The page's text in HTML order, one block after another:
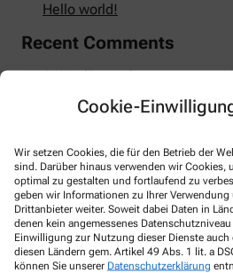
Cookie-
Wir setzen Cookies, die für den Betrieb der
sind. Darüber hinaus verwenden wir Cookies,
optimal zu gestalten und fortlaufend zu
geben wir Informationen zu Ihrer Verwendung
Drittanbieter weiter. Soweit dabei Daten in
denen kein angemessenes
Einwilligung zur Nutzung dieser Dienste auch
diesen Ländern gem. Artikel 49 Abs. 1 lit. a
können Sie unserer Datenschutzerklärung
Hello world!
Recent Comments
A WordPress Commenterzu
Kontakt
Nordsee-Apotheke
Dehnhaide 2 - 4,22081 Hamburg
+49-40/29 11 95